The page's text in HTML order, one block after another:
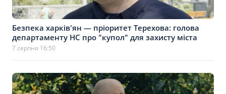
Безпека харків'ян — пріоритет Терехова: голова
департаменту НС про "купол" для захисту міста
7 серпня 16:50